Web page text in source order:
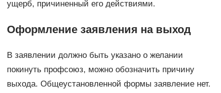
ущерб, причиненный его действиями.
Оформление заявления на выход
В заявлении должно быть указано о желании
покинуть профсоюз, можно обозначить причину
выхода. Общеустановленной формы заявление нет.